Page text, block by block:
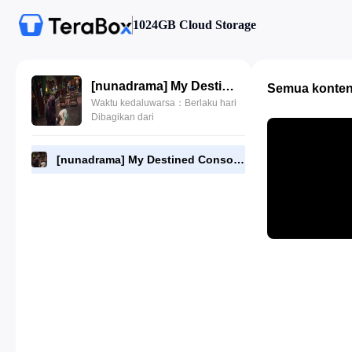
1024GB Cloud Storage
[nunadrama] My Destined Consort Episode 19.480p.mp4
Waktu kedaluwarsa：Berlaku hari
Dibagikan dari
[nunadrama] My Destined Consort Episode 19.480p.mp4
Semua